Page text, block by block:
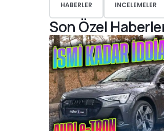
HABERLER INCELEMELER
Son Özel